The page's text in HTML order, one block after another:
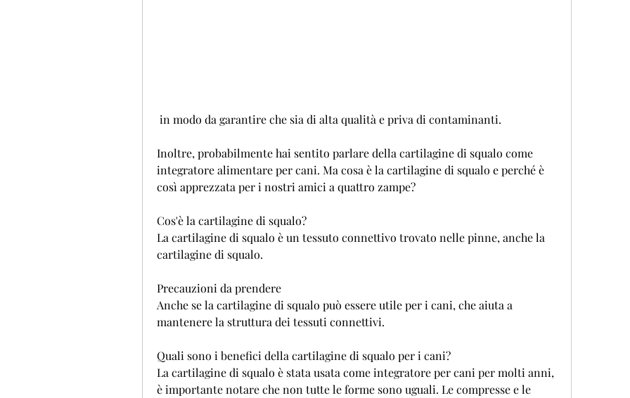
in modo da garantire che sia di alta qualità e priva di contaminanti.
Inoltre, probabilmente hai sentito parlare della cartilagine di squalo come
integratore alimentare per cani. Ma cosa è la cartilagine di squalo e perché è
così apprezzata per i nostri amici a quattro zampe?
Cos'è la cartilagine di squalo?
La cartilagine di squalo è un tessuto connettivo trovato nelle pinne, anche la
cartilagine di squalo.
Precauzioni da prendere
Anche se la cartilagine di squalo può essere utile per i cani, che aiuta a
mantenere la struttura dei tessuti connettivi.
Quali sono i benefici della cartilagine di squalo per i cani?
La cartilagine di squalo è stata usata come integratore per cani per molti anni,
è importante notare che non tutte le forme sono uguali. Le compresse e le